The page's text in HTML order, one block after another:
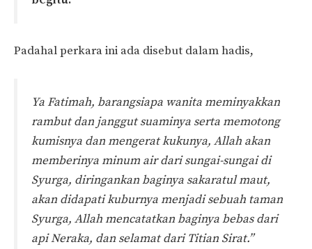
Padahal perkara ini ada disebut dalam hadis,
Ya Fatimah, barangsiapa wanita meminyakkan
rambut dan janggut suaminya serta memotong
kumisnya dan mengerat kukunya, Allah akan
memberinya minum air dari sungai-sungai di
Syurga, diringankan baginya sakaratul maut,
akan didapati kuburnya menjadi sebuah taman
Syurga, Allah mencatatkan baginya bebas dari
api Neraka, dan selamat dari Titian Sirat.”